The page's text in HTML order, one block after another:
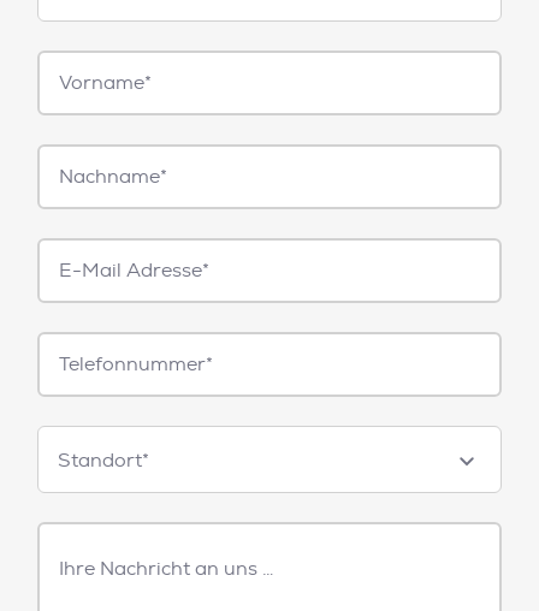
Vorname*
Nachname*
E-
Mail*
Telefonnummer
Standorte
Standort*
Freitext
Nachricht